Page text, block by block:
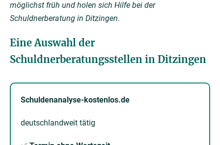
möglichst früh und holen sich Hilfe bei der
Schuldnerberatung in Ditzingen.
Eine Auswahl der
Schuldnerberatungsstellen in Ditzingen
Schuldenanalyse-kostenlos.de
deutschlandweit tätig